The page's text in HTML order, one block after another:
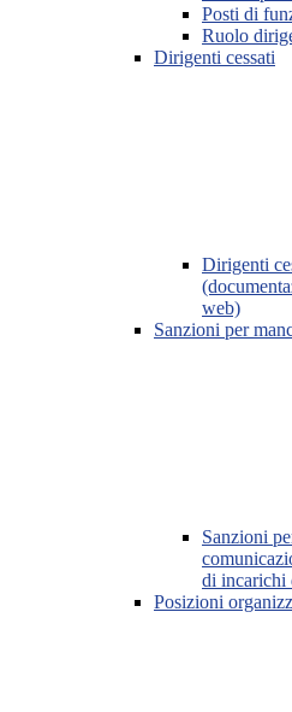
Posti di
Ruolo
Dirigenti cessati
Dirigenti
web)
Sanzioni per
Sanzioni
di incarichi
Posizioni